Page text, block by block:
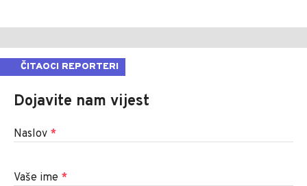
ČITAOCI REPORTERI
Dojavite nam vijest
Naslov *
Vaše ime *